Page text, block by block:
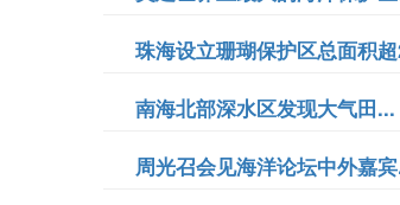
珠海设立珊瑚保护区总面积
南海北部深水区发现大气田...
周光召会见海洋论坛中外嘉